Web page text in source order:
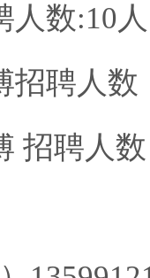
人数
招聘人数
招聘